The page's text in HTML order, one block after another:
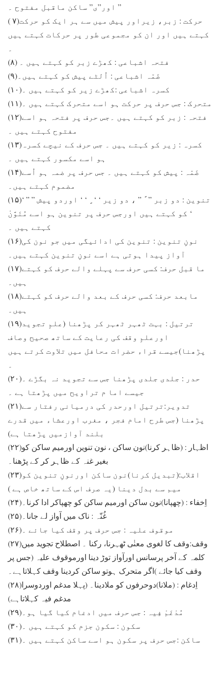
” اور”ی” ساکن ماقبل مفتوح ۔
( ۷)حرکت : زبر، زیراور پیش میں سے ہر ایک کو حرکت
کہتے ہیں اور ان کو مجموعی طور پر حرکات کہتے ہیں
(۸) فتحہ اشباعی : کھڑے زبر کو کہتے ہیں ۔
(۹)ضَمّہ اشباعی : اُلٹے پیش کو کہتے ہیں۔
(۱۰)کسرہ اشباعی :کھڑے زیر کو کہتے ہیں ۔
(۱۱)متحرک : جس حرف پر حرکت ہو اسے متحرک کہتے ہیں ۔
(۱۲)فتحہ : زبر کو کہتے ہیں ۔جس حرف پر فتحہ ہو اسے
مفتوح کہتے ہیں ۔
(۱۳)کسرہ : زیر کو کہتے ہیں ۔ جس حرف کے نیچے کسرہ
ہو اسے مکسور کہتے ہیں ۔
(۱۴)ضَمّہ : پیش کو کہتے ہیں ۔ جس حرف پر ضمہ ہو اُسے
مضموم کہتے ہیں۔
(۱۵)تنوین : دو زبر ” ً ” ، دو زیر ‘ ‘ ٍ ‘ ‘ اوردو پیش ” ” ‘
‘ کو کہتے ہیں اورجس حرف پر تنوین ہو اسے مُنَوَّنْ
کہتے ہیں ۔
(۱۶)نونِ تنوین : تنوین کی ادائیگی میں جو نون کی
آواز پیدا ہوتی ہے اسے نونِ تنوین کہتے ہیں۔
(۱۷)ما قبل حرف: کسی حرف سے پہلے والے حرف کو کہتے
ہیں۔
(۱۸)مابعد حرف: کسی حرف کے بعد والے حرف کو کہتے
ہیں۔
(۱۹)ترتیل : بہت ٹھہر ٹھہر کر پڑھنا (علمِ تجوید
اورعلمِ وقف کی رعایت کے ساتھ صحیح وصاف
پڑھنا)جیسے قراء حضرات محافل میں تلاوت کرتے ہیں
(۲۰)حدر : جلدی جلدی پڑھنا جس سے تجوید نہ بگڑے ۔
جیسے اما م تراویح میں پڑھتا ہے ۔
(۲۱)تدویر:ترتیل اورحدر کی درمیانی رفتار سے
پڑھنا (جس طرح امام فجر ، مغرب اورعشاء میں قدرے
بلند آوازمیں پڑھتا ہے)
(۲۲)اظہار : (ظاہر کرنا)نون ساکن ، نون تنوین اورمیم ساکن کو
بغیر غنہ کے ظاہر کر کے پڑھنا۔
(۲۳)اقلاب:(تبدیل کرنا)نون ساکن اورنونِ تنوین کو
میم سے بدل دینا (یہ صرف اس کے ساتھ خاص ہے )
(۲۴)اِخفاء : (چھپانا)نون ساکن اورمیم ساکن کو چھپاکر ادا کرنا۔
(۲۵)غُنّہ : ناک میں آواز لے جانا۔
(۲۶)موقوف علیہ : جس حرف پر وقف کیا جائے ۔
(۲۷)وقف:وقف کا لغوی معنٰی ٹھہرنا، رکنا ۔ اصطلاح تجوید میں
کلمہ کے آخر پرسانس اورآواز توڑ دینا اورموقوف علیہ (جس پر
وقف کیا جائے )اگر متحرک ہوتو ساکن کردینا وقف کہلاتاہے۔
(۲۸)اِدغام : (ملانا)دوحرفوں کو ملادینا۔ (پہلا مدغم اوردوسرا
مدغم فیہ کہلاتاہے)
(۲۹)مُدْغَمْ فِیہ : جس حرف میں ادغام کیا گیا ہو۔
(۳۰)سکون : سکون جزم کو کہتے ہیں ۔
(۳۱)ساکن :جس حرف پر سکون ہو اسے ساکن کہتے ہیں ۔